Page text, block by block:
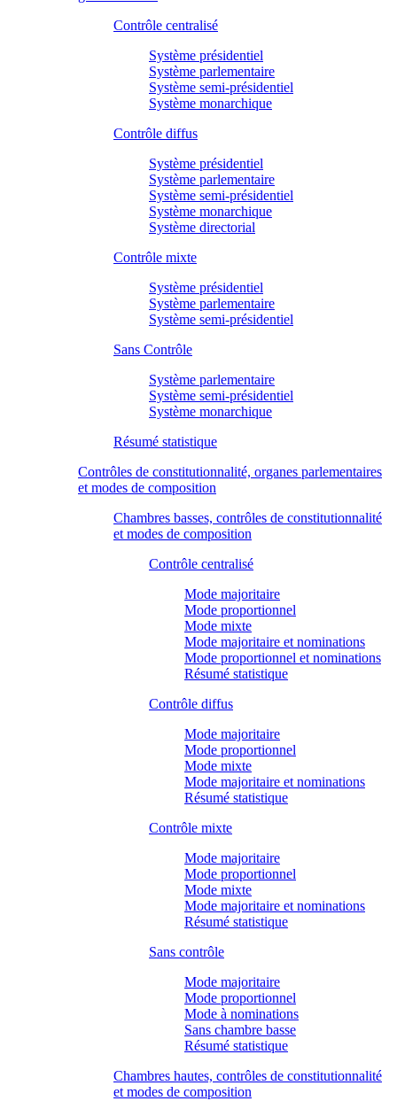
Contrôle centralisé
Système présidentiel
Système parlementaire
Système semi-présidentiel
Système monarchique
Contrôle diffus
Système présidentiel
Système parlementaire
Système semi-présidentiel
Système monarchique
Système directorial
Contrôle mixte
Système présidentiel
Système parlementaire
Système semi-présidentiel
Sans Contrôle
Système parlementaire
Système semi-présidentiel
Système monarchique
Résumé statistique
Contrôles de constitutionnalité, organes parlementaires
et modes de composition
Chambres basses, contrôles de constitutionnalité
et modes de composition
Contrôle centralisé
Mode majoritaire
Mode proportionnel
Mode mixte
Mode majoritaire et nominations
Mode proportionnel et nominations
Résumé statistique
Contrôle diffus
Mode majoritaire
Mode proportionnel
Mode mixte
Mode majoritaire et nominations
Résumé statistique
Contrôle mixte
Mode majoritaire
Mode proportionnel
Mode mixte
Mode majoritaire et nominations
Résumé statistique
Sans contrôle
Mode majoritaire
Mode proportionnel
Mode à nominations
Sans chambre basse
Résumé statistique
Chambres hautes, contrôles de constitutionnalité
et modes de composition